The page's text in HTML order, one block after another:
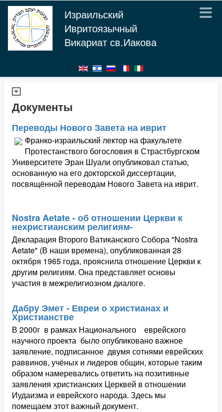
Израильский
Ивритоязычный
Викариат св.Иакова
Документы
Переводы Нового Завета на иврит
Франко-израильский лектор на факультете
Протестанствого богословия в Страстбургском
Университете Эран Шуали опубликовал статью,
основанную на его докторской диссертации,
посвящённой переводам Нового Завета на иврит.
Nostra Aetate - об отношении Церкви к
нехристианским религиям-
Декларация Второго Ватиканского Собора "Nostra
Aetate" (В наши времена), опубликованная 28
октября 1965 года, прояснила отношение Церкви к
другим религиям. Она представляет основы
участия в межрелигиозном диалоге.
Дабру Эмет - Евреи о христианах и
Христианстве
В 2000г в рамках Национального еврейского
научного проекта было опубликовано важное
заявление, подписанное двумя сотнями еврейских
раввинов, учёных и лидеров общин, которые таким
образом намеревались ответить на позитивные
заявления христианских Церквей в отношении
Иудаизма и еврейского народа. Здесь мы
помещаем этот важный документ.